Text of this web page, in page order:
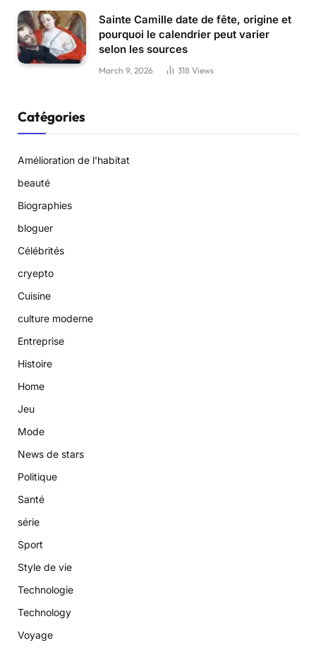
Sainte Camille date de fête, origine et
pourquoi le calendrier peut varier
selon les sources
March 9, 2026 318 Views
Catégories
Amélioration de l'habitat
beauté
Biographies
bloguer
Célébrités
cryepto
Cuisine
culture moderne
Entreprise
Histoire
Home
Jeu
Mode
News de stars
Politique
Santé
série
Sport
Style de vie
Technologie
Technology
Voyage